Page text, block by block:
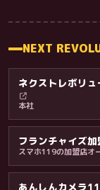
NEXT
ネクストレボリュ
本社
フランチャイズ加
スマホ119の加盟店オ
あんしんカメラ